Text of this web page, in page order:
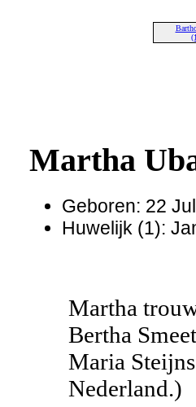
Martha
Geboren: 22
Huwelijk (1):
Martha
Bertha
Maria
Nederland.)